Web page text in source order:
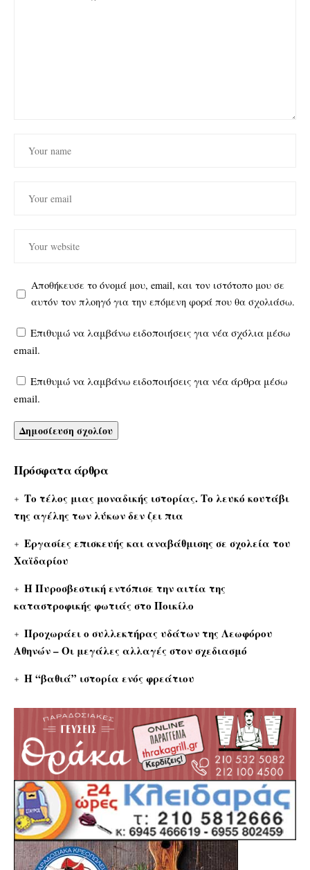
Αποθήκευσε το όνομά μου, email, και τον ιστότοπο μου σε
αυτόν τον πλοηγό για την επόμενη φορά που θα σχολιάσω.
Επιθυμώ να λαμβάνω ειδοποιήσεις για νέα σχόλια μέσω
email.
Επιθυμώ να λαμβάνω ειδοποιήσεις για νέα άρθρα μέσω
email.
Πρόσφατα άρθρα
Το τέλος μιας μοναδικής ιστορίας. Το λευκό κουτάβι
της αγέλης των λύκων δεν ζει πια
Εργασίες επισκευής και αναβάθμισης σε σχολεία του
Χαϊδαρίου
Η Πυροσβεστική εντόπισε την αιτία της
καταστροφικής φωτιάς στο Ποικίλο
Προχωράει ο συλλεκτήρας υδάτων της Λεωφόρου
Αθηνών – Οι μεγάλες αλλαγές στον σχεδιασμό
Η “βαθιά” ιστορία ενός φρεάτιου